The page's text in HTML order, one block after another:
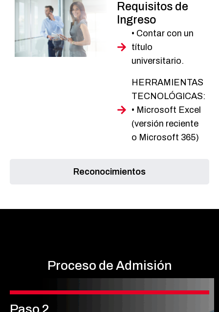
Reconocimientos
Requisitos de
Ingreso
• Contar con un
título
universitario.
HERRAMIENTAS
TECNOLÓGICAS:
• Microsoft Excel
(versión reciente
o Microsoft 365)
Proceso de Admisión
Paso 2